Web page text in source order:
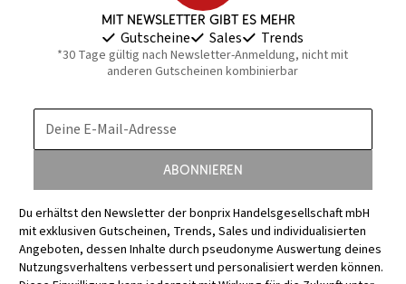
Mit Newsletter gibt es mehr
Gutscheine Sales Trends
*30 Tage gültig nach Newsletter-Anmeldung, nicht mit
anderen Gutscheinen kombinierbar
Deine E-Mail-Adresse
Abonnieren
Du erhältst den Newsletter der bonprix Handelsgesellschaft mbH
mit exklusiven Gutscheinen, Trends, Sales und individualisierten
Angeboten, dessen Inhalte durch pseudonyme Auswertung deines
Nutzungsverhaltens verbessert und personalisiert werden können.